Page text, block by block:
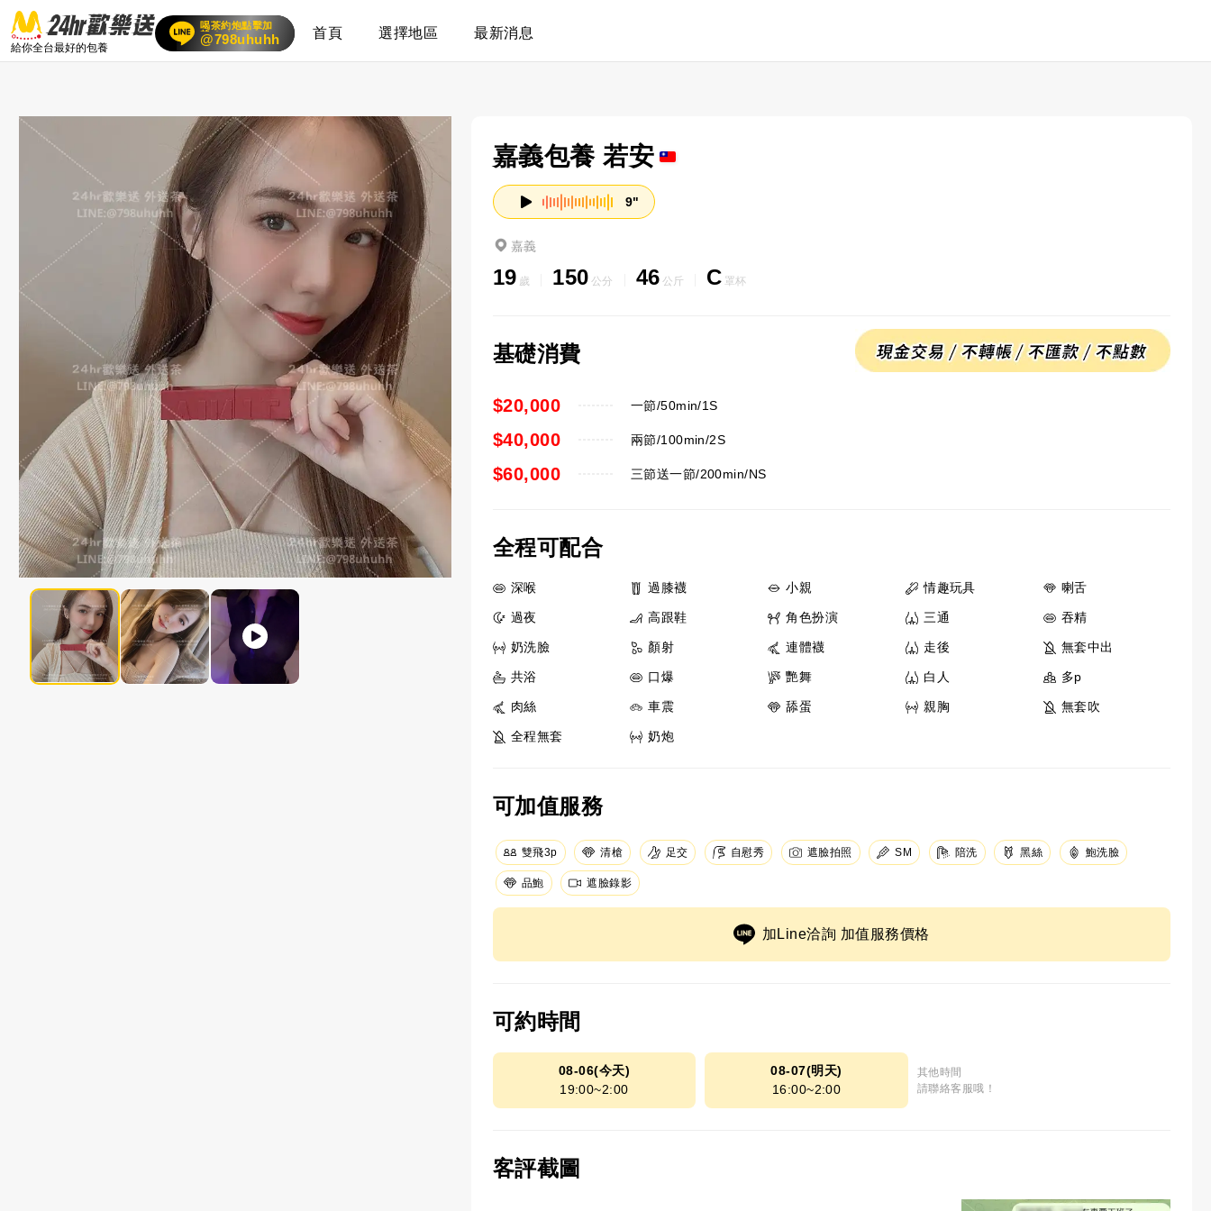
給你全台最好的包養
喝茶約炮點擊加
賴
24小時客服在線
@798uhuhh 首頁 選擇地區 最新消息
嘉義包養 若安
9"
嘉義
19 歲 150 公分 46 公斤 C 罩杯
基礎消費
一節/50min/1S
$20,000
兩節/100min/2S
$40,000
三節送一節/200min/NS
$60,000
全程可配合
深喉 過膝襪 小親 情趣玩具 喇舌
過夜 高跟鞋 角色扮演 三通 吞精
奶洗臉 顏射 連體襪 走後 無套中出
共浴 口爆 艷舞 白人 多p
肉絲 車震 舔蛋 親胸 無套吹
全程無套 奶炮
可加值服務
雙飛3p 清槍 足交 自慰秀 遮臉拍照 SM 陪洗 黑絲 鮑洗臉
品鮑 遮臉錄影
加Line洽詢 加值服務價格
可約時間
08-06(今天)
19:00~2:00
08-07(明天)
16:00~2:00
其他時間
請聯絡客服哦！
客評截圖